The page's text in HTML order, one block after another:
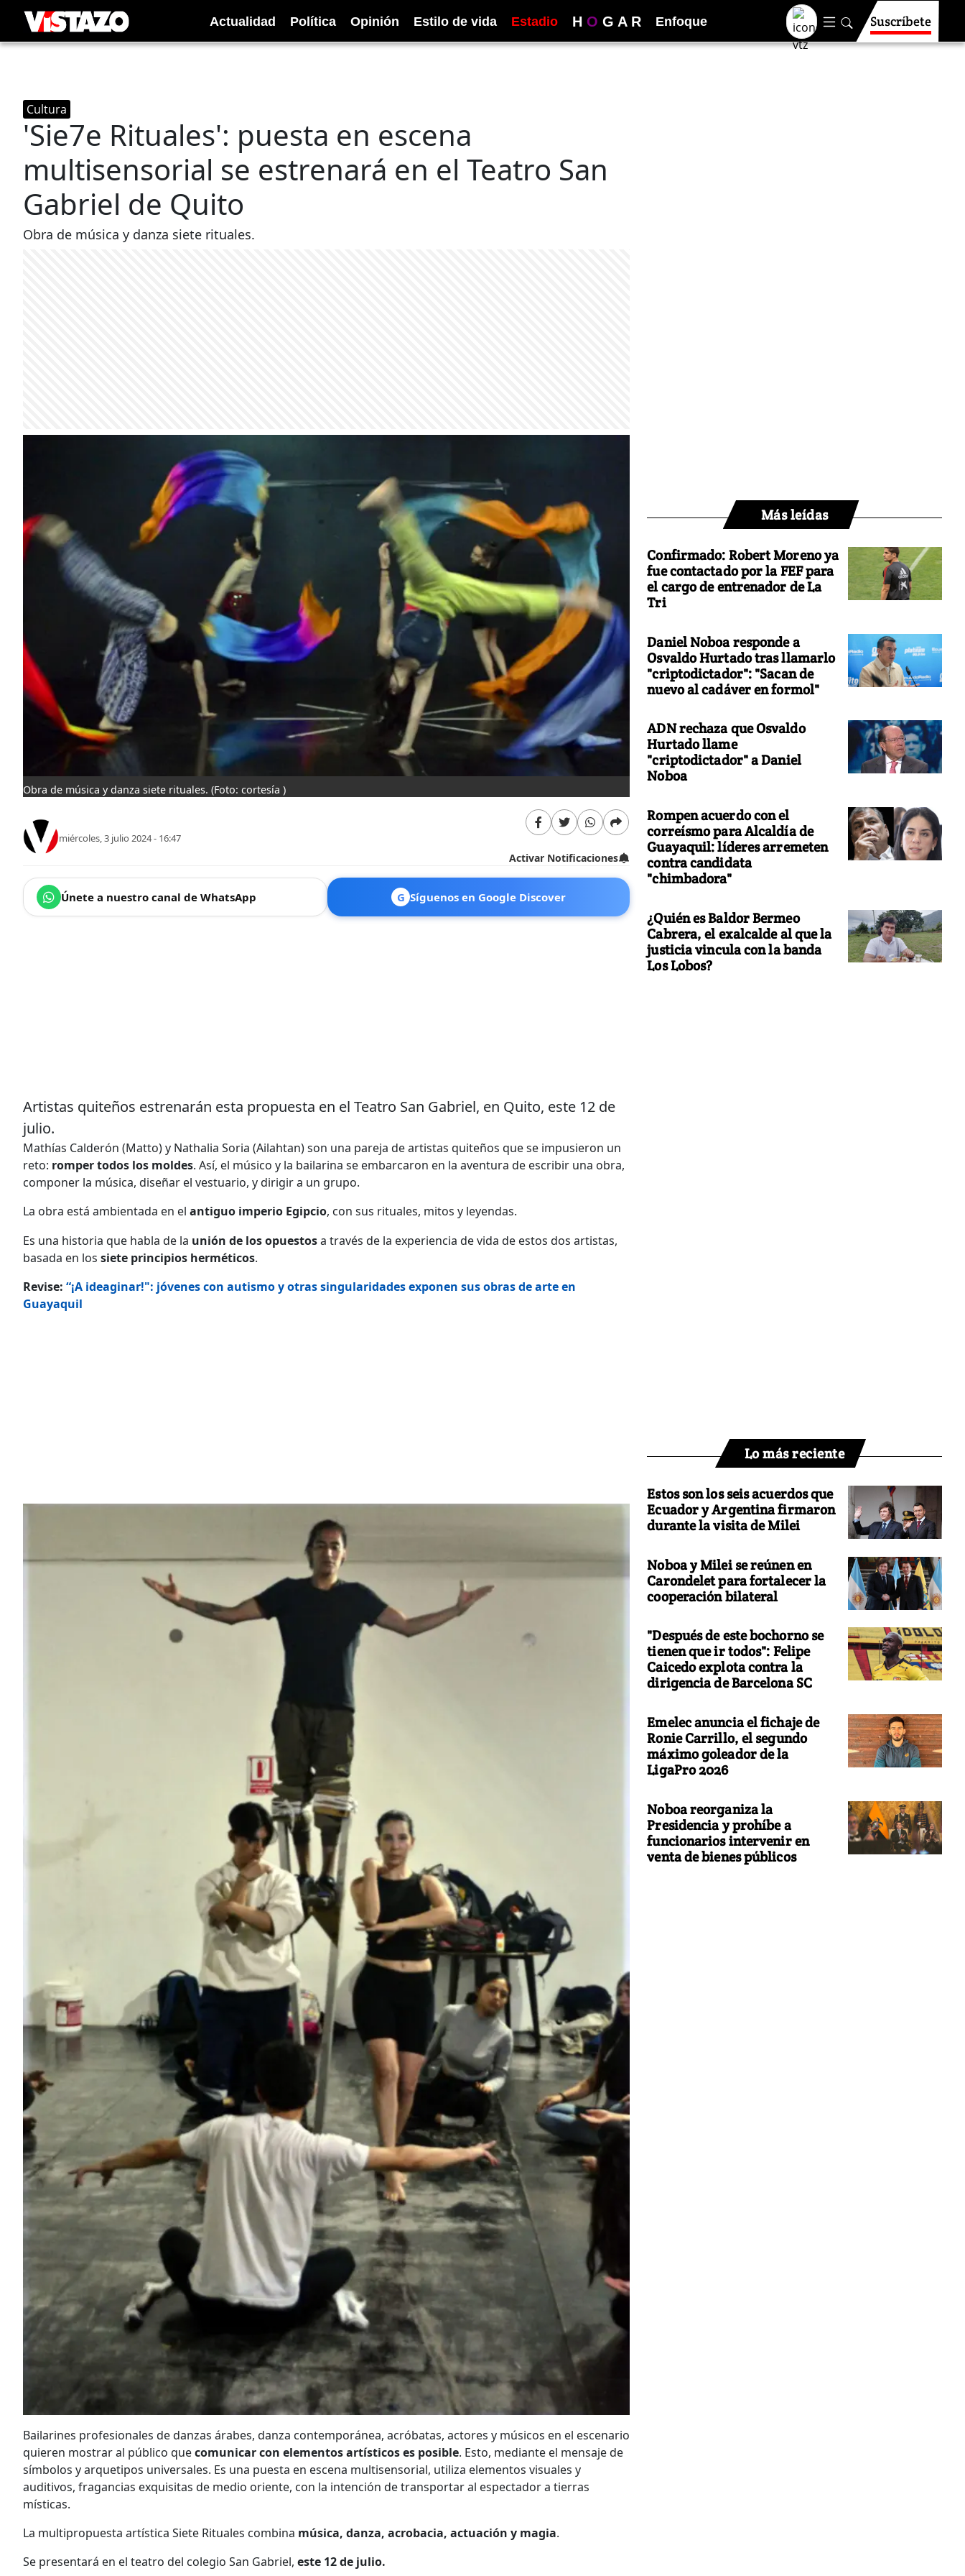
Actualidad Política Opinión Estilo de vida Estadio H O G A R Enfoque Suscríbete
Cultura
'Sie7e Rituales': puesta en escena
multisensorial se estrenará en el Teatro San
Gabriel de Quito
Obra de música y danza siete rituales.
Obra de música y danza siete rituales. (Foto: cortesía )
miércoles, 3 julio 2024 - 16:47
Activar Notificaciones
Únete a nuestro canal de WhatsApp G Síguenos en Google Discover
Artistas quiteños estrenarán esta propuesta en el Teatro San Gabriel, en Quito, este 12 de
julio.
Mathías Calderón (Matto) y Nathalia Soria (Ailahtan) son una pareja de artistas quiteños que se impusieron un
reto: romper todos los moldes. Así, el músico y la bailarina se embarcaron en la aventura de escribir una obra,
componer la música, diseñar el vestuario, y dirigir a un grupo.
La obra está ambientada en el antiguo imperio Egipcio, con sus rituales, mitos y leyendas.
Es una historia que habla de la unión de los opuestosa través de la experiencia de vida de estos dos artistas,
basada en los siete principios herméticos.
Revise: “¡A ideaginar!": jóvenes con autismo y otras singularidades exponen sus obras de arte en
Guayaquil
Bailarines profesionales de danzas árabes, danza contemporánea, acróbatas, actores y músicos en el escenario
quieren mostrar al público quecomunicar con elementos artísticos es posible. Esto, mediante el mensaje de
símbolos y arquetipos universales. Es una puesta en escena multisensorial, utiliza elementos visuales y
auditivos, fragancias exquisitas de medio oriente, con la intención de transportar al espectador a tierras
místicas.
La multipropuesta artística Siete Rituales combina música, danza, acrobacia, actuación y magia.
Se presentará en el teatro del colegio San Gabriel, este 12 de julio.
Más leídas
Confirmado: Robert Moreno ya
fue contactado por la FEF para
el cargo de entrenador de La
Tri
Daniel Noboa responde a
Osvaldo Hurtado tras llamarlo
"criptodictador": "Sacan de
nuevo al cadáver en formol"
ADN rechaza que Osvaldo
Hurtado llame
"criptodictador" a Daniel
Noboa
Rompen acuerdo con el
correísmo para Alcaldía de
Guayaquil: líderes arremeten
contra candidata
"chimbadora"
¿Quién es Baldor Bermeo
Cabrera, el exalcalde al que la
justicia vincula con la banda
Los Lobos?
Lo más reciente
Estos son los seis acuerdos que
Ecuador y Argentina firmaron
durante la visita de Milei
Noboa y Milei se reúnen en
Carondelet para fortalecer la
cooperación bilateral
"Después de este bochorno se
tienen que ir todos": Felipe
Caicedo explota contra la
dirigencia de Barcelona SC
Emelec anuncia el fichaje de
Ronie Carrillo, el segundo
máximo goleador de la
LigaPro 2026
Noboa reorganiza la
Presidencia y prohíbe a
funcionarios intervenir en
venta de bienes públicos